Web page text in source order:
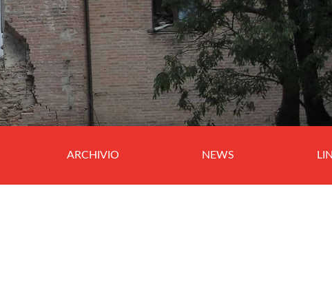
ARCHIVIO NEWS